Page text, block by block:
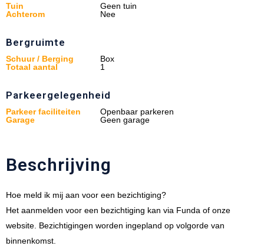
Tuin
Geen tuin
Achterom
Nee
Bergruimte
Schuur / Berging
Box
Totaal aantal
1
Parkeergelegenheid
Parkeer faciliteiten
Openbaar parkeren
Garage
Geen garage
Beschrijving
Hoe meld ik mij aan voor een bezichtiging?
Het aanmelden voor een bezichtiging kan via Funda of onze
website. Bezichtigingen worden ingepland op volgorde van
binnenkomst.